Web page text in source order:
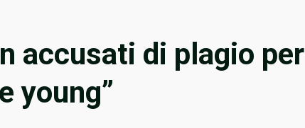
accusati di plagio per
young”